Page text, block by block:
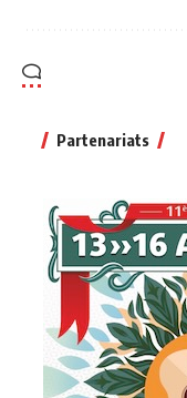
Partenariats